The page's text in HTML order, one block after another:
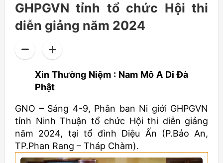
GHPGVN tỉnh tổ chức Hội thi
diễn giảng năm 2024
Xin Thường Niệm : Nam Mô A Di Đà
Phật
GNO – Sáng 4-9, Phân ban Ni giới GHPGVN
tỉnh Ninh Thuận tổ chức Hội thi diễn giảng
năm 2024, tại tổ đình Diệu Ấn (P.Bảo An,
TP.Phan Rang – Tháp Chàm).